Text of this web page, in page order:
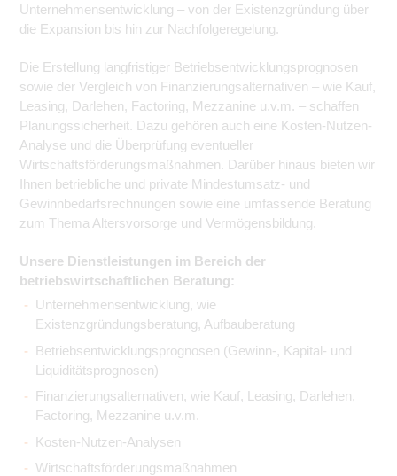
Unternehmensentwicklung – von der Existenzgründung über
die Expansion bis hin zur Nachfolgeregelung.
Die Erstellung langfristiger Betriebsentwicklungsprognosen
sowie der Vergleich von Finanzierungsalternativen – wie Kauf,
Leasing, Darlehen, Factoring, Mezzanine u.v.m. – schaffen
Planungssicherheit. Dazu gehören auch eine Kosten-Nutzen-
Analyse und die Überprüfung eventueller
Wirtschaftsförderungsmaßnahmen. Darüber hinaus bieten wir
Ihnen betriebliche und private Mindestumsatz- und
Gewinnbedarfsrechnungen sowie eine umfassende Beratung
zum Thema Altersvorsorge und Vermögensbildung.
Unsere Dienstleistungen im Bereich der
betriebswirtschaftlichen Beratung:
Unternehmensentwicklung, wie
Existenzgründungsberatung, Aufbauberatung
Betriebsentwicklungsprognosen (Gewinn-, Kapital- und
Liquiditätsprognosen)
Finanzierungsalternativen, wie Kauf, Leasing, Darlehen,
Factoring, Mezzanine u.v.m.
Kosten-Nutzen-Analysen
Wirtschaftsförderungsmaßnahmen